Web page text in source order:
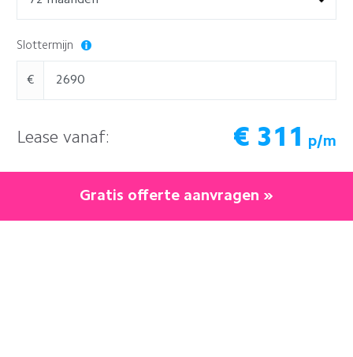
Slottermijn
€
Lease vanaf: € 311 p/m
Gratis offerte aanvragen »